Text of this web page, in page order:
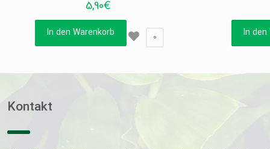
5,90€
In den Warenkorb 0 In den
Kontakt